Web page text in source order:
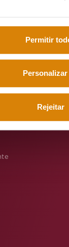
Permitir
Personalizar
Rejeitar